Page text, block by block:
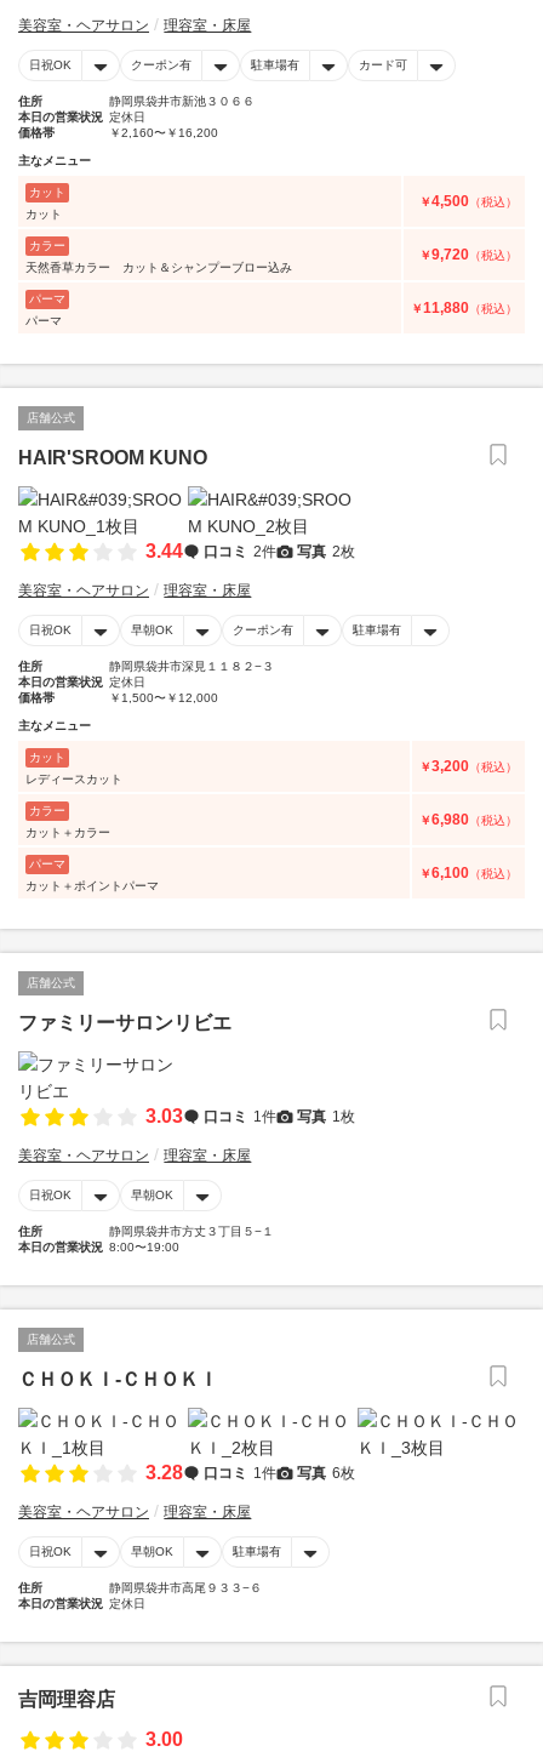
美容室・ヘアサロン 理容室・床屋
日祝OK クーポン有 駐車場有 カード可
住所
静岡県袋井市新池３０６６
本日の営業状況 定休日
価格帯
￥2,160〜￥16,200
主なメニュー
カット
カット
￥4,500 （税込）
カラー
天然香草カラー カット＆シャンプーブロー込み
￥9,720 （税込）
パーマ
パーマ
￥11,880 （税込）
店舗公式
HAIR'SROOM KUNO
3.44 口コミ 2件 写真 2枚
美容室・ヘアサロン 理容室・床屋
日祝OK 早朝OK クーポン有 駐車場有
住所
静岡県袋井市深見１１８２−３
本日の営業状況 定休日
価格帯
￥1,500〜￥12,000
主なメニュー
カット
レディースカット
￥3,200 （税込）
カラー
カット＋カラー
￥6,980 （税込）
パーマ
カット＋ポイントパーマ
￥6,100 （税込）
店舗公式
ファミリーサロンリビエ
3.03 口コミ 1件 写真 1枚
美容室・ヘアサロン 理容室・床屋
日祝OK 早朝OK
住所
静岡県袋井市方丈３丁目５−１
本日の営業状況 8:00〜19:00
店舗公式
ＣＨＯＫＩ‐ＣＨＯＫＩ
3.28 口コミ 1件 写真 6枚
美容室・ヘアサロン 理容室・床屋
日祝OK 早朝OK 駐車場有
住所
静岡県袋井市高尾９３３−６
本日の営業状況 定休日
吉岡理容店
3.00